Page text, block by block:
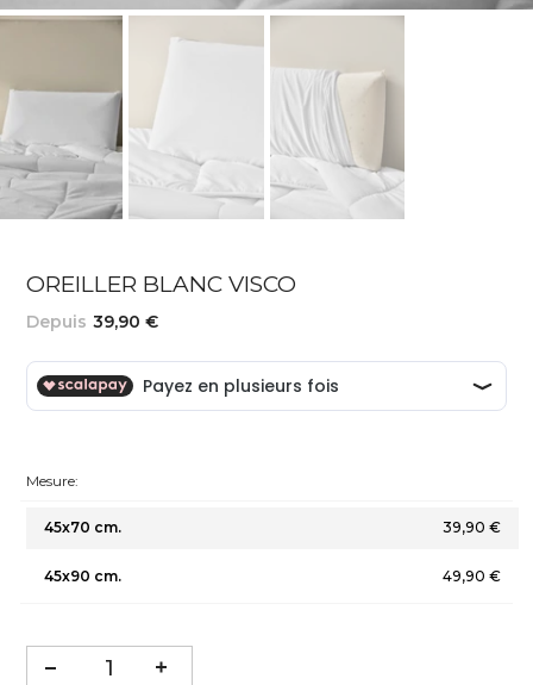
OREILLER BLANC VISCO
Depuis 39,90 €
Mesure:
45x70 cm. 39,90 €
45x90 cm. 49,90 €